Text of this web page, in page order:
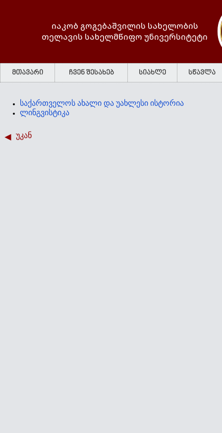
იაკობ გოგებაშვილის სახელობის
თელავის სახელმწიფო უნივერსიტეტი
მთავარი ჩვენ შესახებ სიახლე სწავლა
საქართველოს ახალი და უახლესი ისტორია
ლინგვისტიკა
უკან